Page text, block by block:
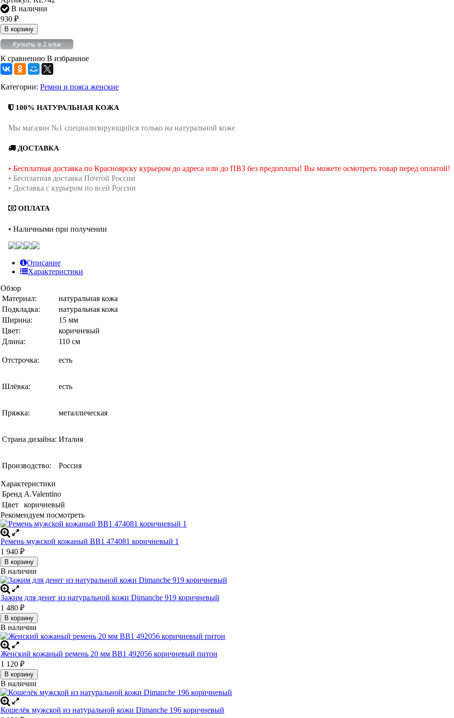
В наличии
930 ₽
В корзину
Купить в 1 клик
К сравнению В избранное
Категории: Ремни и пояса женские
100% НАТУРАЛЬНАЯ КОЖА
Мы магазин №1 специализирующийся только на натуральной коже
ДОСТАВКА
• Бесплатная доставка по Красноярску курьером до адреса или до ПВЗ без предоплаты! Вы можете осмотреть товар перед оплатой!
• Бесплатная доставка Почтой России
• Доставка с курьером по всей России
ОПЛАТА
• Наличными при получении
Описание
Характеристики
Обзор
Материал:
натуральная кожа
Подкладка:
натуральная кожа
Ширина:
15 мм
Цвет:
коричневый
Длина:
110 см
Отстрочка: есть
Шлёвка: есть
Пряжка: металлическая
Страна дизайна: Италия
Производство: Россия
Характеристики
Бренд A.Valentino
Цвет
коричневый
Рекомендуем посмотреть
Ремень мужской кожаный ВВ1 474081 коричневый 1
1 940 ₽
В корзину
В наличии
Зажим для денег из натуральной кожи Dimanche 919 коричневый
1 480 ₽
В корзину
В наличии
Женский кожаный ремень 20 мм BB1 492056 коричневый питон
1 120 ₽
В корзину
В наличии
Кошелёк мужской из натуральной кожи Dimanche 196 коричневый